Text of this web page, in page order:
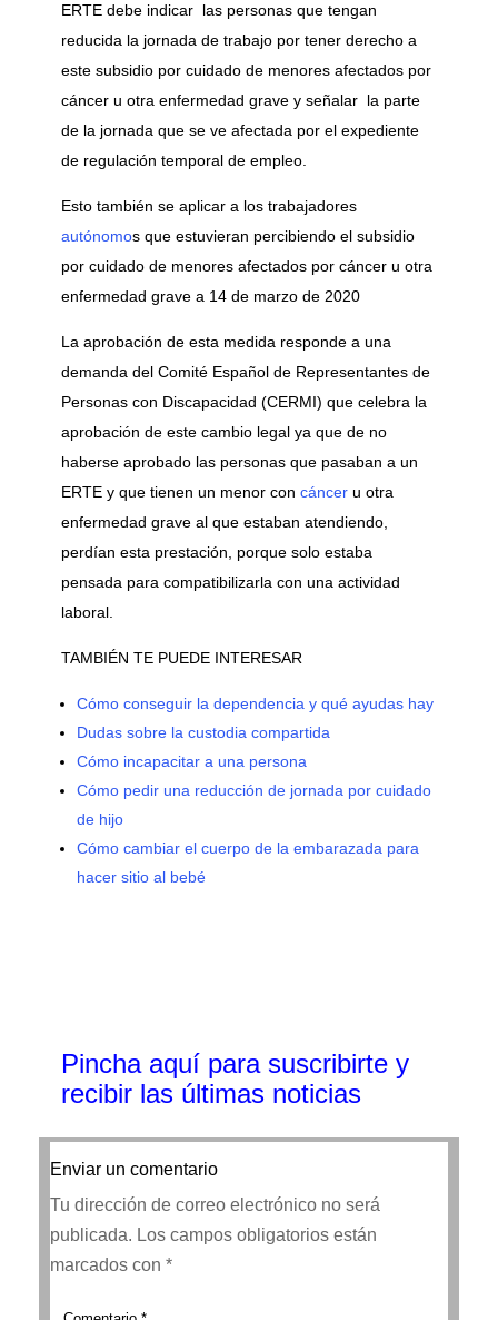
ERTE debe indicar las personas que tengan
reducida la jornada de trabajo por tener derecho a
este subsidio por cuidado de menores afectados por
cáncer u otra enfermedad grave y señalar la parte
de la jornada que se ve afectada por el expediente
de regulación temporal de empleo.
Esto también se aplicar a los trabajadores
autónomos que estuvieran percibiendo el subsidio
por cuidado de menores afectados por cáncer u otra
enfermedad grave a 14 de marzo de 2020
La aprobación de esta medida responde a una
demanda del Comité Español de Representantes de
Personas con Discapacidad (CERMI) que celebra la
aprobación de este cambio legal ya que de no
haberse aprobado las personas que pasaban a un
ERTE y que tienen un menor con cánceru otra
enfermedad grave al que estaban atendiendo,
perdían esta prestación, porque solo estaba
pensada para compatibilizarla con una actividad
laboral.
TAMBIÉN TE PUEDE INTERESAR
Cómo conseguir la dependencia y qué ayudas hay
Dudas sobre la custodia compartida
Cómo incapacitar a una persona
Cómo pedir una reducción de jornada por cuidado
de hijo
Cómo cambiar el cuerpo de la embarazada para
hacer sitio al bebé
Pincha aquí para suscribirte y
recibir las últimas noticias
Enviar un comentario
Tu dirección de correo electrónico no será
publicada. Los campos obligatorios están
marcados con *